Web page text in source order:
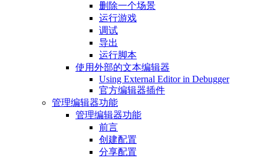
删除一个场景
运行游戏
调试
导出
运行脚本
使用外部的文本编辑器
Using External Editor in Debugger
官方编辑器插件
管理编辑器功能
管理编辑器功能
前言
创建配置
分享配置